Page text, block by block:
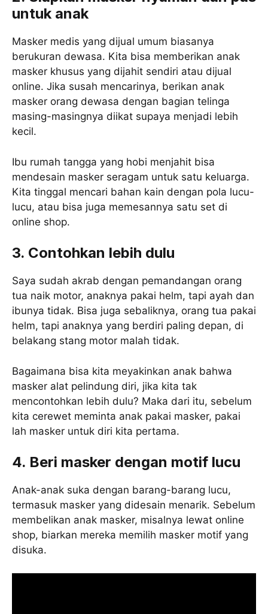
untuk anak
Masker medis yang dijual umum biasanya
berukuran dewasa. Kita bisa memberikan anak
masker khusus yang dijahit sendiri atau dijual
online. Jika susah mencarinya, berikan anak
masker orang dewasa dengan bagian telinga
masing-masingnya diikat supaya menjadi lebih
kecil.
Ibu rumah tangga yang hobi menjahit bisa
mendesain masker seragam untuk satu keluarga.
Kita tinggal mencari bahan kain dengan pola lucu-
lucu, atau bisa juga memesannya satu set di
online shop.
3. Contohkan lebih dulu
Saya sudah akrab dengan pemandangan orang
tua naik motor, anaknya pakai helm, tapi ayah dan
ibunya tidak. Bisa juga sebaliknya, orang tua pakai
helm, tapi anaknya yang berdiri paling depan, di
belakang stang motor malah tidak.
Bagaimana bisa kita meyakinkan anak bahwa
masker alat pelindung diri, jika kita tak
mencontohkan lebih dulu? Maka dari itu, sebelum
kita cerewet meminta anak pakai masker, pakai
lah masker untuk diri kita pertama.
4. Beri masker dengan motif lucu
Anak-anak suka dengan barang-barang lucu,
termasuk masker yang didesain menarik. Sebelum
membelikan anak masker, misalnya lewat online
shop, biarkan mereka memilih masker motif yang
disuka.